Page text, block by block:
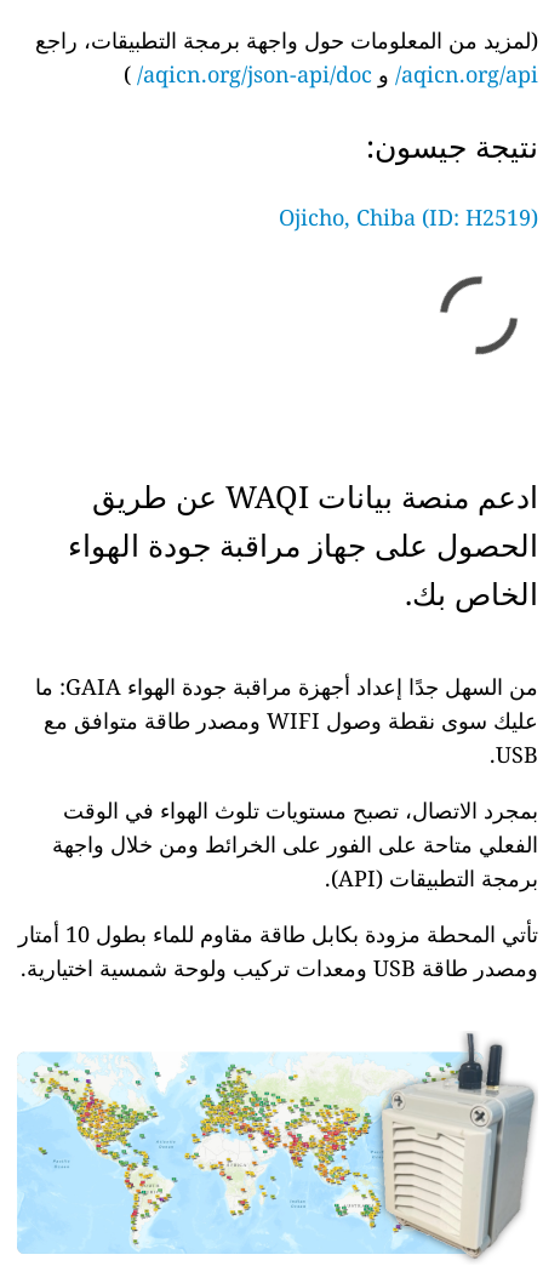
(لمزيد من المعلومات حول واجهة برمجة التطبيقات، راجع
aqicn.org/api/ و aqicn.org/json-api/doc/
)
نتيجة جيسون:
Ojicho, Chiba (ID: H2519)
ادعم منصة بيانات WAQI عن طريق
الحصول على جهاز مراقبة جودة الهواء
الخاص بك.
من السهل جدًا إعداد أجهزة مراقبة جودة الهواء GAIA: ما
عليك سوى نقطة وصول WIFI ومصدر طاقة متوافق مع
USB.
بمجرد الاتصال، تصبح مستويات تلوث الهواء في الوقت
الفعلي متاحة على الفور على الخرائط ومن خلال واجهة
برمجة التطبيقات (API).
تأتي المحطة مزودة بكابل طاقة مقاوم للماء بطول 10 أمتار
ومصدر طاقة USB ومعدات تركيب ولوحة شمسية اختيارية.